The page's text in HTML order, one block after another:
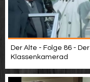
Der Alte - Folge 86 - Der
Klassenkamerad